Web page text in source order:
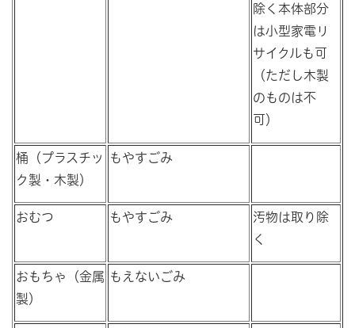
除く本体部分
は小型家電リ
サイクルも可
（ただし木製
のものは不
可）
桶（プラスチッ
ク製・木製）
もやすごみ
おむつ もやすごみ
汚物は取り除
く
おもちゃ（金属
製）
もえないごみ